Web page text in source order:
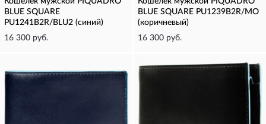
BLUE SQUARE
PU1241B2R/BLU2 (синий)
16 300 руб.
BLUE SQUARE PU1239B2R/MO
(коричневый)
16 300 руб.